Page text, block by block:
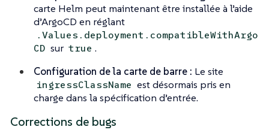
carte Helm peut maintenant être installée à l’aide
d’ArgoCD en réglant
.Values.deployment.compatibleWithArgo
CD sur true .
Configuration de la carte de barre : Le site
ingressClassName est désormais pris en
charge dans la spécification d’entrée.
Corrections de bugs